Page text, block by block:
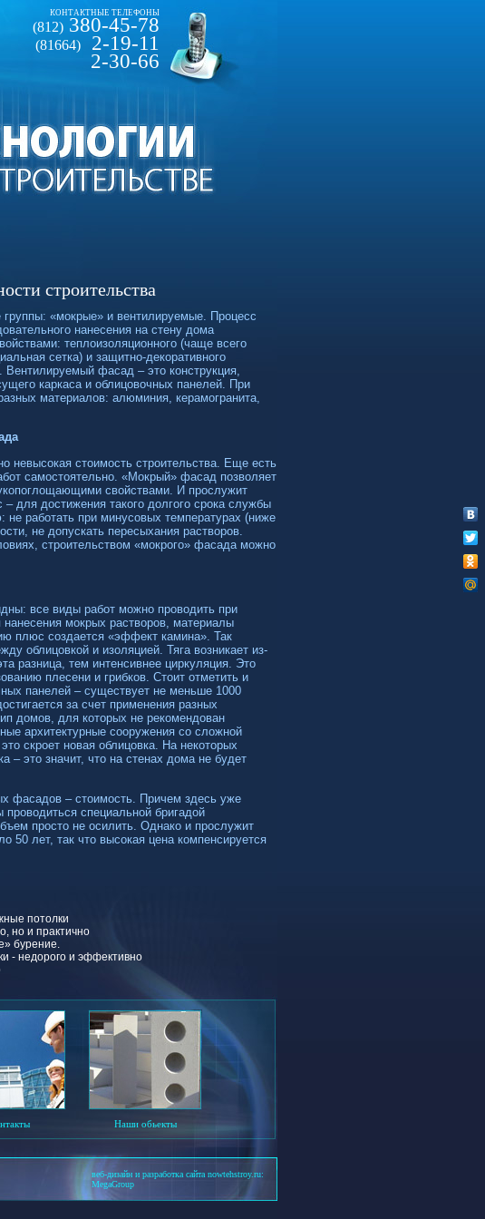
КОНТАКТНЫЕ ТЕЛЕФОНЫ
(812) 380-45-78
(81664)
2-19-11
2-30-66
строительства
«мокрые» и вентилируемые. Процесс
нанесения на стену дома
теплоизоляционного (чаще всего
сетка) и защитно-декоративного
Вентилируемый фасад – это конструкция,
каркаса и облицовочных панелей. При
материалов: алюминия, керамогранита,
невысокая стоимость строительства. Еще есть
самостоятельно. «Мокрый» фасад позволяет
свойствами. И прослужит
для достижения такого долгого срока службы
работать при минусовых температурах (ниже
не допускать пересыхания растворов.
строительством «мокрого» фасада можно
все виды работ можно проводить при
нанесения мокрых растворов, материалы
плюс создается «эффект камина». Так
облицовкой и изоляцией. Тяга возникает из-
разница, тем интенсивнее циркуляция. Это
плесени и грибков. Стоит отметить и
панелей – существует не меньше 1000
за счет применения разных
домов, для которых не рекомендован
архитектурные сооружения со сложной
скроет новая облицовка. На некоторых
– это значит, что на стенах дома не будет
фасадов – стоимость. Причем здесь уже
специальной бригадой
просто не осилить. Однако и прослужит
50 лет, так что высокая цена компенсируется
потолки
но и практично
бурение.
- недорого и эффективно
Наши обьекты
веб-дизайн и разработка сайта nowtehstroy.ru:
MegaGroup